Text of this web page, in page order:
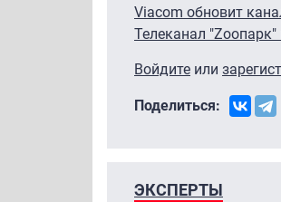
Viacom обновит
Телеканал
Войдите или
Поделиться:
ЭКСПЕРТЫ